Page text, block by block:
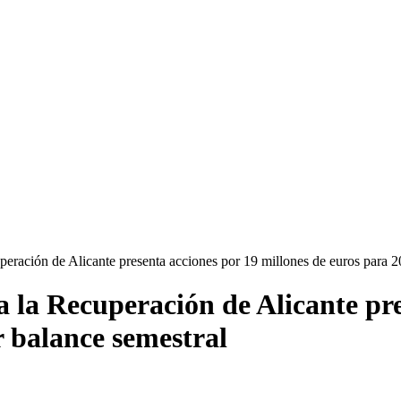
de Alicante presenta acciones por 19 millones de euros para
Recuperación de Alicante
semestral